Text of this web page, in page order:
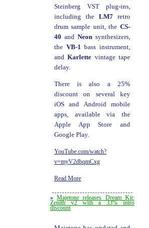
Steinberg VST plug-ins,
including the LM7retro
drum sample unit, the CS-
40 and Neonsynthesizers,
the VB-1 bass instrument,
andKarlette vintage tape
delay.
There is also a 25%
discount on several key
iOS and Android mobile
apps, available via the
Apple App Store and
Google Play.
YouTube.com/watch?
v=myV2dbqmCxg
Read More
» Majetone releases Dream Kit:
Zenith v2 with a 33% intro
discount